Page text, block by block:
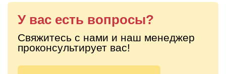
У вас есть вопросы?
Свяжитесь с нами и наш менеджер
проконсультирует вас!